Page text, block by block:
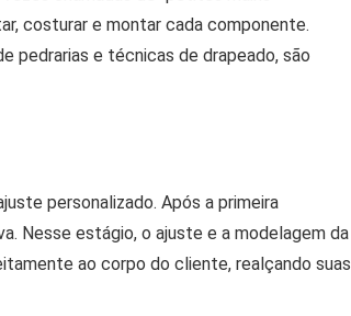
costurar e montar cada componente.
pedrarias e técnicas de drapeado, são
personalizado. Após a primeira
Nesse estágio, o ajuste e a modelagem da
ao corpo do cliente, realçando suas